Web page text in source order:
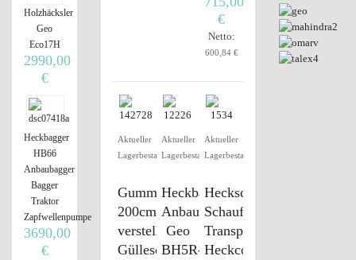
€
Netto:
600,84 €
Aktueller
Lagerbestand
Gummischieber
200cm
verstellbar
Gülleschieber
Aktueller
Lagerbestand
Heckbagger,
Anbaubagger
Geo
BH5R-
Aktueller
Lagerbestand
Heckschaufel,
Schaufel,
Transportbox,
Heckcontainer
Holzhäcksler
Geo
Eco17H
2990,00
€
Heckbagger
HB66
Anbaubagger
Bagger
Traktor
Zapfwellenpumpe
3690,00
€